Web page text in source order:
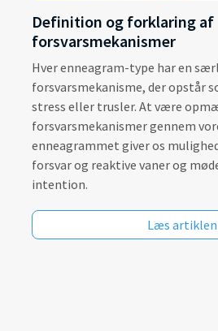
Definition og forklaring af
forsvarsmekanismer
Hver enneagram-type har en
forsvarsmekanisme, der opstår
stress eller trusler. At være
forsvarsmekanismer gennem
enneagrammet giver os
forsvar og reaktive vaner og
intention.
Læs artiklen